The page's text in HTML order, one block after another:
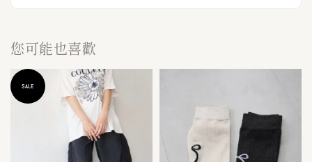
您可能也喜歡
SALE